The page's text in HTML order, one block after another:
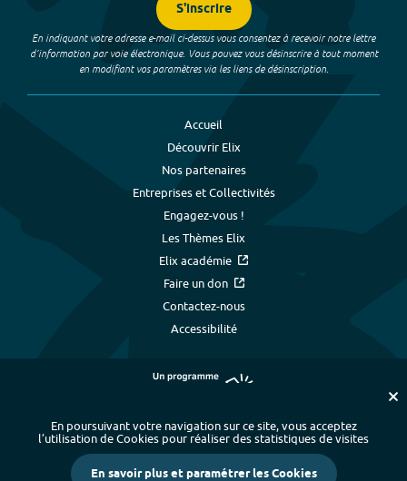
S'inscrire
En indiquant votre adresse e-mail ci-dessus vous consentez à recevoir notre lettre
d’information par voie électronique. Vous pouvez vous désinscrire à tout moment
en modifiant vos paramètres via les liens de désinscription.
Accueil
Découvrir Elix
Nos partenaires
Entreprises et Collectivités
Engagez-vous !
Les Thèmes Elix
Elix académie
Faire un don
Contactez-nous
Accessibilité
Plan du site - Index alphabétique
-
Mentions légales et données personnelles
- Paramétrer les cookies
En poursuivant votre navigation sur ce site, vous acceptez
l’utilisation de Cookies pour réaliser des statistiques de visites
En savoir plus et paramétrer les Cookies